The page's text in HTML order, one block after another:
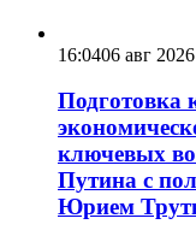
16:0406 авг 2026
Подготовка
ключевых
Путина с
Юрием